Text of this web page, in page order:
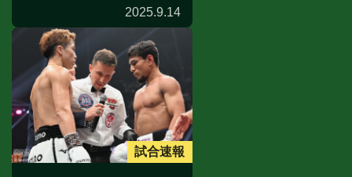
2025.9.14
試合速報